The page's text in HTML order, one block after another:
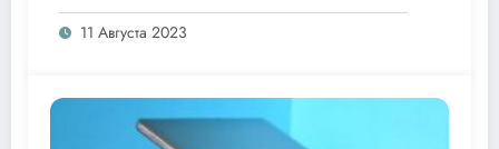
11 Августа 2023